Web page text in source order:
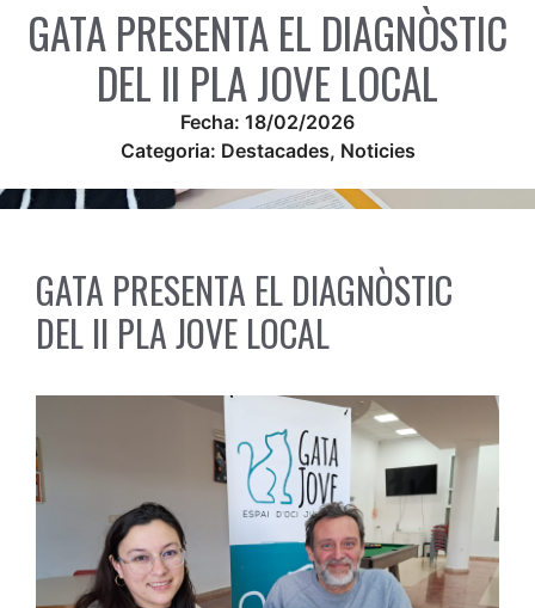
GATA PRESENTA EL DIAGNÒSTIC
DEL II PLA JOVE LOCAL
Fecha: 18/02/2026
Categoria: Destacades, Noticies
GATA PRESENTA EL DIAGNÒSTIC
DEL II PLA JOVE LOCAL